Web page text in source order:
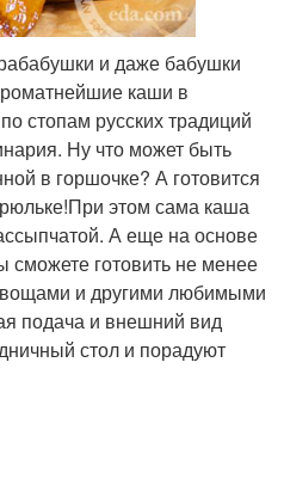
и даже бабушки
каши в
стопам русских традиций
Ну что может быть
в горшочке? А готовится
этом сама каша
А еще на основе
сможете готовить не менее
и другими любимыми
подача и внешний вид
стол и порадуют